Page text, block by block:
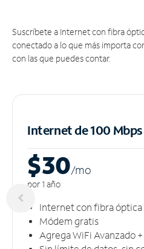
Suscríbete a Internet con fibra
conectado a lo que más importa
con las que puedes contar.
Internet de 100 Mbps
$30/mo
por 1 año
Internet con fibra óptica
Módem gratis
Agrega WiFi Avanzado